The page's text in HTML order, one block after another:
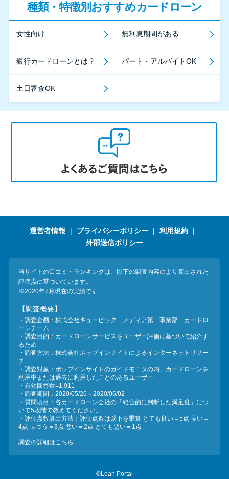
種類・特徴別おすすめカードローン
女性向け 無利息期間がある
銀行カードローンとは？ パート・アルバイトOK
土日審査OK
運営者情報 プライバシーポリシー
利用規約
外部送信ポリシー
当サイトの口コミ・ランキングは、以下の調査内容により算出された
評価点に基づいています。
※2020年7月現在の実績です
【調査概要】
・調査企画：株式会社キュービック メディア第一事業部 カードロ
ーンチーム
・調査目的：カードローンサービスをユーザー評価に基づいて紹介す
るため
・調査方法：株式会社ポップインサイトによるインターネットリサー
チ
・調査対象：ポップインサイトのガイドモニタの内、カードローンを
利用中または過去に利用したことのあるユーザー
・有効回答数=1,911
・調査期間：2020/05/26～2020/06/02
・質問項目：各カードローン会社の「総合的に判断した満足度」につ
いて5段階で教えてください。
・評価点数算出方法：評価点数は以下を乗算 とても良い＝5点 良い＝
4点 ふつう＝3点 悪い＝2点 とても悪い＝1点
調査の詳細はこちら
©Loan Portal